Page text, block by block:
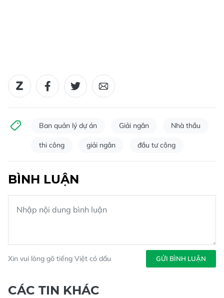
Ban quản lý dự án Giải ngân Nhà thầu
thi công giải ngân đầu tư công
BÌNH LUẬN
Xin vui lòng gõ tiếng Việt có dấu GỬI BÌNH LUẬN
CÁC TIN KHÁC